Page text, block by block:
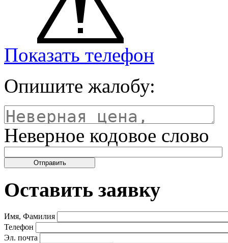
Показать телефон
Опишите жалобу:
Неверное кодовое слово
Оставить заявку
Имя, Фамилия
Телефон
Эл. почта